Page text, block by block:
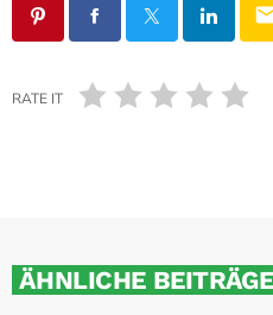
RATE IT
ÄHNLICHE BEITRÄGE